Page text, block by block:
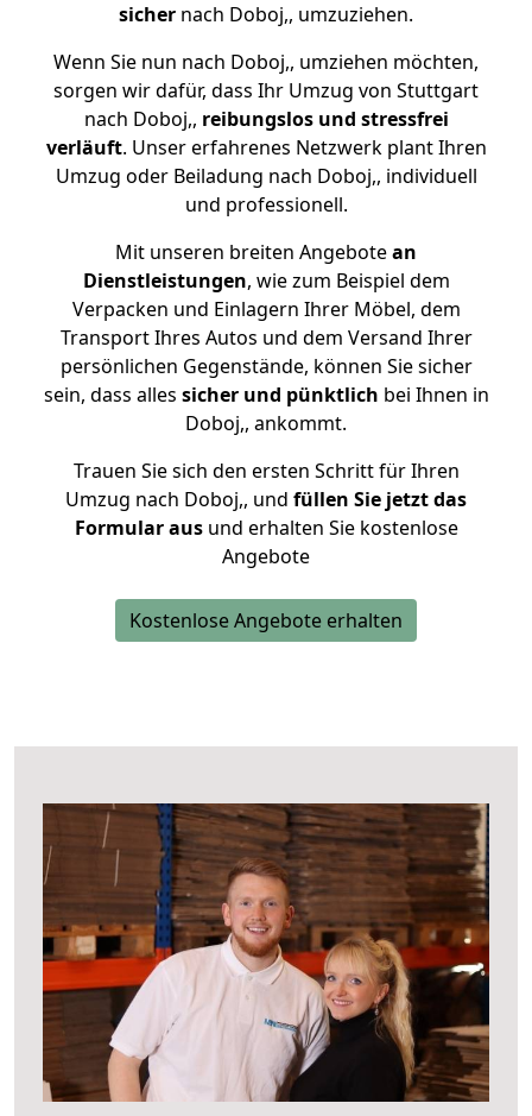
sicher nach Doboj,, umzuziehen.
Wenn Sie nun nach Doboj,, umziehen möchten,
sorgen wir dafür, dass Ihr Umzug von Stuttgart
nach Doboj,, reibungslos und stressfrei
verläuft. Unser erfahrenes Netzwerk plant Ihren
Umzug oder Beiladung nach Doboj,, individuell
und professionell.
Mit unseren breiten Angebotean
Dienstleistungen, wie zum Beispiel dem
Verpacken und Einlagern Ihrer Möbel, dem
Transport Ihres Autos und dem Versand Ihrer
persönlichen Gegenstände, können Sie sicher
sein, dass alles sicher und pünktlich bei Ihnen in
Doboj,, ankommt.
Trauen Sie sich den ersten Schritt für Ihren
Umzug nach Doboj,, und füllen Sie jetzt das
Formular ausund erhalten Sie kostenlose
Angebote
Kostenlose Angebote erhalten